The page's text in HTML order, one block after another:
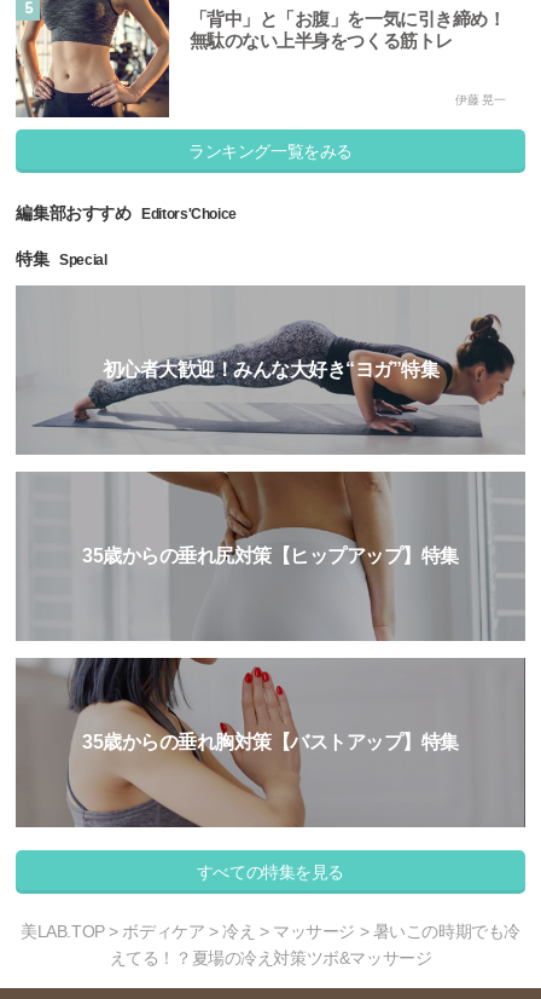
5
「背中」と「お腹」を一気に引き締め！
無駄のない上半身をつくる筋トレ
伊藤 晃一
ランキング一覧をみる
編集部おすすめ Editors'Choice
特集 Special
初心者大歓迎！みんな大好き“ヨガ”特集
35歳からの垂れ尻対策【ヒップアップ】特集
35歳からの垂れ胸対策【バストアップ】特集
すべての特集を見る
美LAB.TOP> ボディケア >冷え > マッサージ > 暑いこの時期でも冷
えてる！？夏場の冷え対策ツボ&マッサージ